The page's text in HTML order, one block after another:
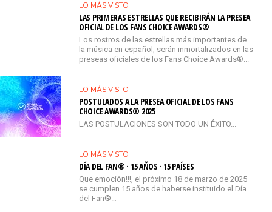
LO MÁS VISTO
LAS PRIMERAS ESTRELLAS QUE RECIBIRÁN LA PRESEA
OFICIAL DE LOS FANS CHOICE AWARDS®
Los rostros de las estrellas más importantes de
la música en español, serán inmortalizados en las
preseas oficiales de los Fans Choice Awards®...
LO MÁS VISTO
POSTULADOS A LA PRESEA OFICIAL DE LOS FANS
CHOICE AWARDS® 2025
LAS POSTULACIONES SON TODO UN ÉXITO...
LO MÁS VISTO
DÍA DEL FAN® · 15 AÑOS · 15 PAÍSES
Que emoción!!!, el próximo 18 de marzo de 2025
se cumplen 15 años de haberse instituido el Día
del Fan®…